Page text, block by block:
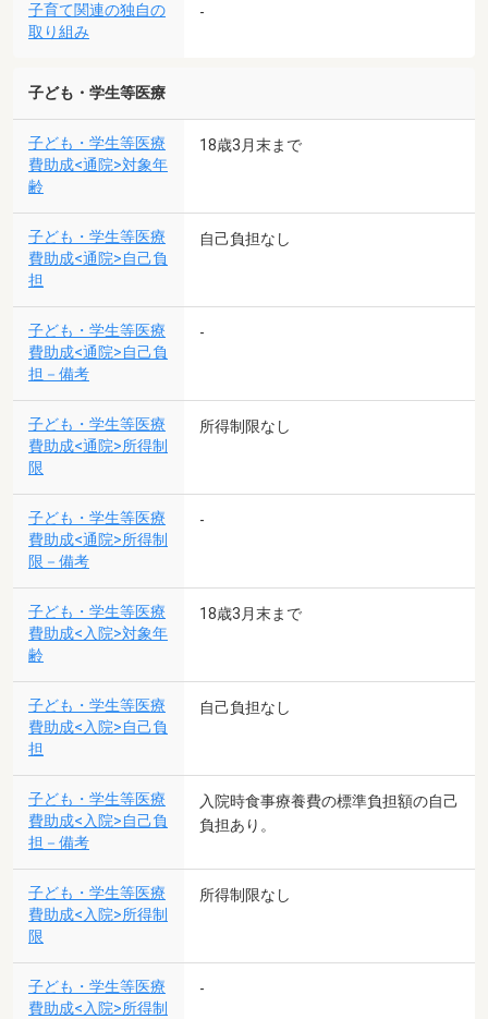
子育て関連の独自の
取り組み
-
子ども・学生等医療
子ども・学生等医療
費助成<通院>対象年
齢
18歳3月末まで
子ども・学生等医療
費助成<通院>自己負
担
自己負担なし
子ども・学生等医療
費助成<通院>自己負
担－備考
-
子ども・学生等医療
費助成<通院>所得制
限
所得制限なし
子ども・学生等医療
費助成<通院>所得制
限－備考
-
子ども・学生等医療
費助成<入院>対象年
齢
18歳3月末まで
子ども・学生等医療
費助成<入院>自己負
担
自己負担なし
子ども・学生等医療
費助成<入院>自己負
担－備考
入院時食事療養費の標準負担額の自己
負担あり。
子ども・学生等医療
費助成<入院>所得制
限
所得制限なし
子ども・学生等医療
費助成<入院>所得制
-